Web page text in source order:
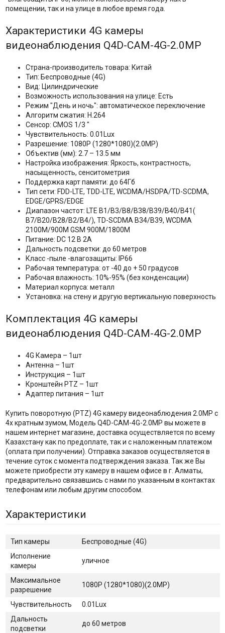
помещении, так и на улице в любое время года.
Характеристики 4G камеры
видеонаблюдения Q4D-CAM-4G-2.0MP
Страна-производитель товара: Китай
Тип: Беспроводные (4G)
Вид: Цилиндрические
Возможность использования на улице: Есть
Режим "День и ночь": автоматическое переключение
Алгоритм сжатия: H.264
Сенсор: CMOS 1/3 "
Чувствительность: 0.01Lux
Разрешение: 1080P (1280*1080)(2.0MP)
Объектив (мм): 2.7 – 13.5 мм
Настройка изображения: Яркость, контрастность,
насыщенность, сенситометрия
Поддержка карт памяти: до 64Гб
Тип сети: FDD-LTE, TDD-LTE, WCDMA/HSDPA/TD-SCDMA,
EDGE/GPRS/EDGE
Диапазон частот: LTE B1/B3/B8/B38/B39/B40/B41(
B7/B20/B28/B2/B4/), TD-SCDMA B34/B39, WCDMA
2100M/900M GSM 900M/1800M
Питание: DC 12 В 2A
Дальность подсветки: до 60 метров
Класс -пыле -влагозащиты: IP66
Рабочая температура: от -40 до + 50 градусов
Рабочая влажность: 10%-95% (без конденсации)
Материал корпуса: металл
Установка: на стену и другую вертикальную поверхность
Комплектация 4G камеры
видеонаблюдения Q4D-CAM-4G-2.0MP
4G Камера – 1шт
Антенна – 1шт
Инструкция – 1шт
Кронштейн PTZ – 1шт
Адаптер питания – 1шт
Купить поворотную (PTZ) 4G камеру видеонаблюдения 2.0MP с
4х кратным зумом, Модель Q4D-CAM-4G-2.0MP вы можете в
нашем интернет магазине, доставка осуществляется по всему
Казахстану как по предоплате, так и с наложенным платежом
(оплата при получении). Отправка заказов осуществляется в
течение суток с момента подтверждения заказа. Так же Вы
можете приобрести эту камеру в нашем офисе в г. Алматы,
предварительно связавшись с нами по указанным в контактах
телефонам или любым другим способом.
Характеристики
Тип камеры
Беспроводные (4G)
Исполнение
камеры
уличное
Максимальное
разрешение
1080P (1280*1080)(2.0MP)
Чувствительность
0.01Lux
Дальность
подсветки
до 60 метров